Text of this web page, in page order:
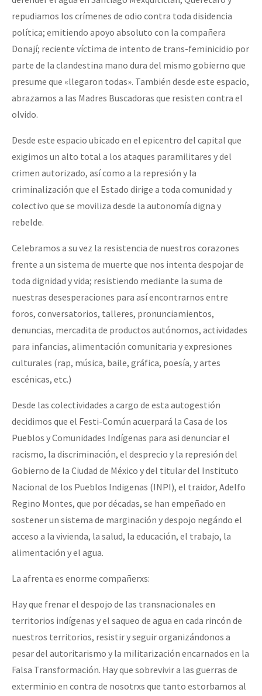
repudiamos los crímenes de odio contra toda disidencia
política; emitiendo apoyo absoluto con la compañera
Donají; reciente víctima de intento de trans-feminicidio por
parte de la clandestina mano dura del mismo gobierno que
presume que «llegaron todas». También desde este espacio,
abrazamos a las Madres Buscadoras que resisten contra el
olvido.
Desde este espacio ubicado en el epicentro del capital que
exigimos un alto total a los ataques paramilitares y del
crimen autorizado, así como a la represión y la
criminalización que el Estado dirige a toda comunidad y
colectivo que se moviliza desde la autonomía digna y
rebelde.
Celebramos a su vez la resistencia de nuestros corazones
frente a un sistema de muerte que nos intenta despojar de
toda dignidad y vida; resistiendo mediante la suma de
nuestras desesperaciones para así encontrarnos entre
foros, conversatorios, talleres, pronunciamientos,
denuncias, mercadita de productos autónomos, actividades
para infancias, alimentación comunitaria y expresiones
culturales (rap, música, baile, gráfica, poesía, y artes
escénicas, etc.)
Desde las colectividades a cargo de esta autogestión
decidimos que el Festi-Común acuerpará la Casa de los
Pueblos y Comunidades Indígenas para asi denunciar el
racismo, la discriminación, el desprecio y la represión del
Gobierno de la Ciudad de México y del titular del Instituto
Nacional de los Pueblos Indigenas (INPI), el traidor, Adelfo
Regino Montes, que por décadas, se han empeñado en
sostener un sistema de marginación y despojo negándo el
acceso a la vivienda, la salud, la educación, el trabajo, la
alimentación y el agua.
La afrenta es enorme compañerxs:
Hay que frenar el despojo de las transnacionales en
territorios indígenas y el saqueo de agua en cada rincón de
nuestros territorios, resistir y seguir organizándonos a
pesar del autoritarismo y la militarización encarnados en la
Falsa Transformación. Hay que sobrevivir a las guerras de
exterminio en contra de nosotrxs que tanto estorbamos al